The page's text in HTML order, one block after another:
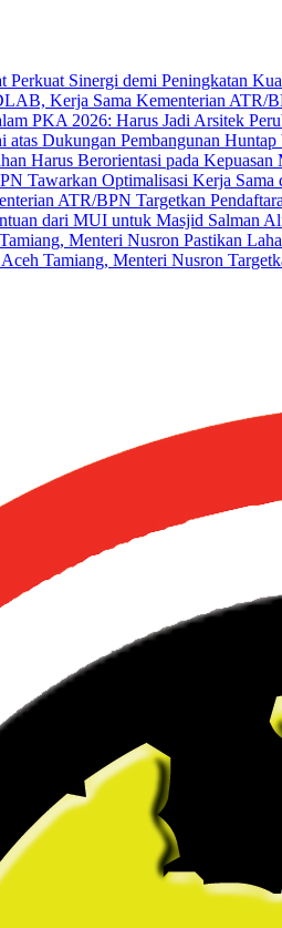
Sinergi demi Peningkatan
Kerja Sama Kementerian ATR/
PKA 2026: Harus Jadi Arsitek
Dukungan Pembangunan
Harus Berorientasi pada Kepuasan
Tawarkan Optimalisasi Kerja Sama
ATR/BPN Targetkan
dari MUI untuk Masjid Salman
Menteri Nusron Pastikan
Tamiang, Menteri Nusron